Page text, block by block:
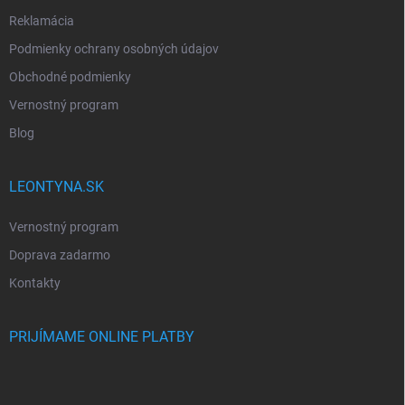
Reklamácia
Podmienky ochrany osobných údajov
Obchodné podmienky
Vernostný program
Blog
LEONTYNA.SK
Vernostný program
Doprava zadarmo
Kontakty
PRIJÍMAME ONLINE PLATBY